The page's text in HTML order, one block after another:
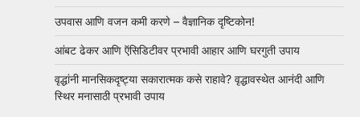
उपवास आणि वजन कमी करणे – वैज्ञानिक दृष्टिकोन!
आंबट ढेकर आणि ऍसिडिटीवर प्रभावी आहार आणि घरगुती उपाय
वृद्धांनी मानसिकदृष्ट्या सकारात्मक कसे राहावे? वृद्धावस्थेत आनंदी आणि
स्थिर मनासाठी प्रभावी उपाय